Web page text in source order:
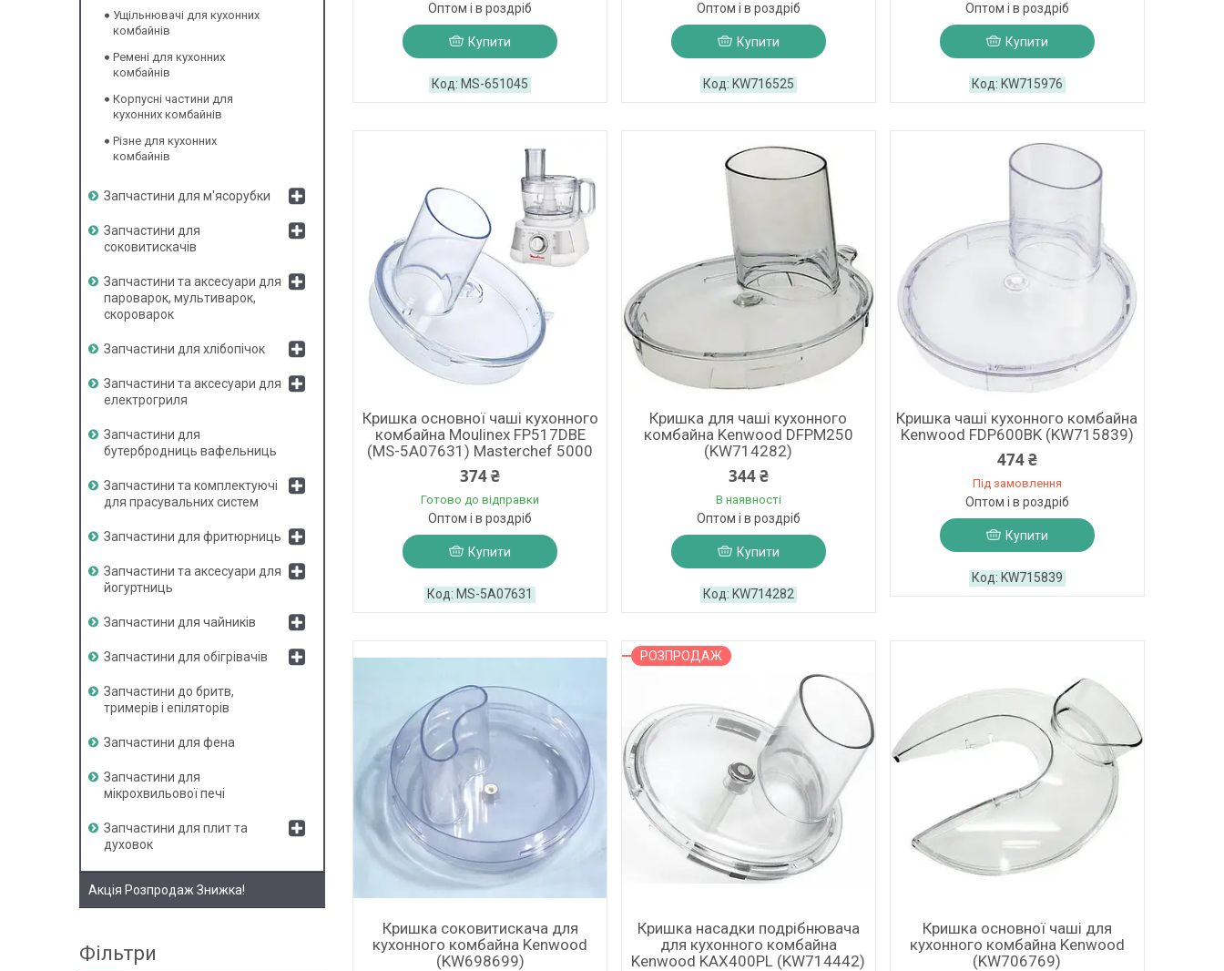
Оптом і в роздріб
Купити
MS-651045
Оптом і в роздріб
Купити
KW716525
Оптом і в роздріб
Купити
KW715976
Кришка основної чаші кухонного
комбайна Moulinex FP517DBE
(MS-5A07631) Masterchef 5000
374 ₴
Готово до відправки
Оптом і в роздріб
Купити
MS-5A07631
Кришка для чаші кухонного
комбайна Kenwood DFPM250
(KW714282)
344 ₴
В наявності
Оптом і в роздріб
Купити
KW714282
Кришка чаші кухонного комбайна
Kenwood FDP600BK (KW715839)
474 ₴
Під замовлення
Оптом і в роздріб
Купити
KW715839
Кришка соковитискача для
кухонного комбайна Kenwood
(KW698699)
РОЗПРОДАЖ
Кришка насадки подрібнювача
для кухонного комбайна
Kenwood KAX400PL (KW714442)
Кришка основної чаші для
кухонного комбайна Kenwood
(KW706769)
Ущільнювачі для кухонних
комбайнів
Ремені для кухонних
комбайнів
Корпусні частини для
кухонних комбайнів
Різне для кухонних
комбайнів
Запчастини для м'ясорубки
Запчастини для
соковитискачів
Запчастини та аксесуари для
пароварок, мультиварок,
скороварок
Запчастини для хлібопічок
Запчастини та аксесуари для
електрогриля
Запчастини для
бутербродниць вафельниць
Запчастини та комплектуючі
для прасувальних систем
Запчастини для фритюрниць
Запчастини та аксесуари для
йогуртниць
Запчастини для чайників
Запчастини для обігрівачів
Запчастини до бритв,
тримерів і епіляторів
Запчастини для фена
Запчастини для
мікрохвильової печі
Запчастини для плит та
духовок
Акція Розпродаж Знижка!
Фільтри